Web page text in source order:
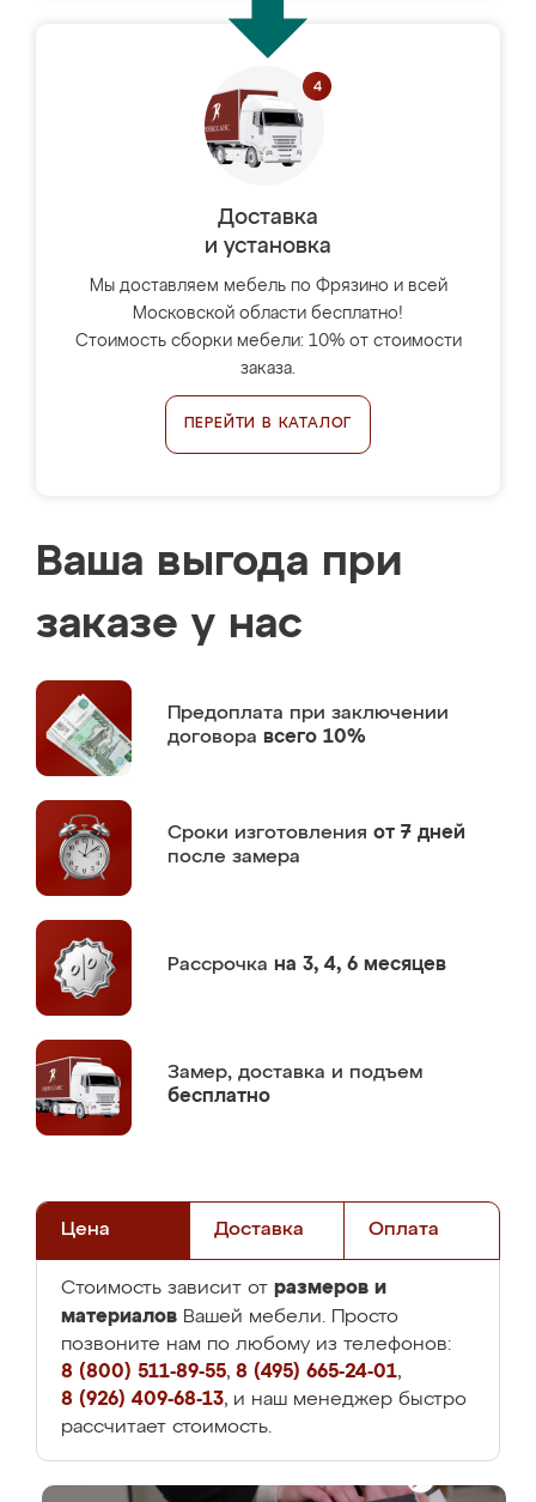
Доставка
и установка
Мы доставляем мебель по Фрязино и всей
Московской области бесплатно!
Стоимость сборки мебели: 10% от стоимости
заказа.
ПЕРЕЙТИ В КАТАЛОГ
Ваша выгода при
заказе у нас
Предоплата при заключении
договора всего 10%
Сроки изготовления от 7 дней
после замера
Рассрочка на 3, 4, 6 месяцев
Замер, доставка и подъем
бесплатно
Цена Доставка Оплата
Стоимость зависит от размеров и
материалов Вашей мебели. Просто
позвоните нам по любому из телефонов:
8 (800) 511-89-55, 8 (495) 665-24-01,
8 (926) 409-68-13, и наш менеджер быстро
рассчитает стоимость.